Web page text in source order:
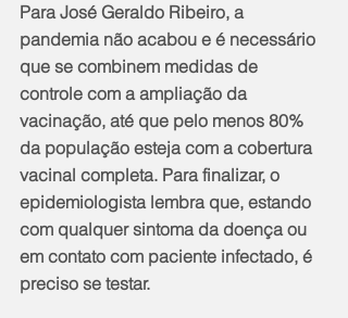
Para José Geraldo Ribeiro, a
pandemia não acabou e é necessário
que se combinem medidas de
controle com a ampliação da
vacinação, até que pelo menos 80%
da população esteja com a cobertura
vacinal completa. Para finalizar, o
epidemiologista lembra que, estando
com qualquer sintoma da doença ou
em contato com paciente infectado, é
preciso se testar.